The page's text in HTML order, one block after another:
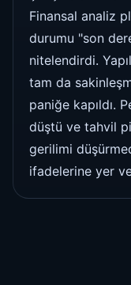
Finansal analiz
durumu "son
nitelendirdi.
tam da
paniğe kapıldı.
düştü ve tahvil
gerilimi
ifadelerine yer